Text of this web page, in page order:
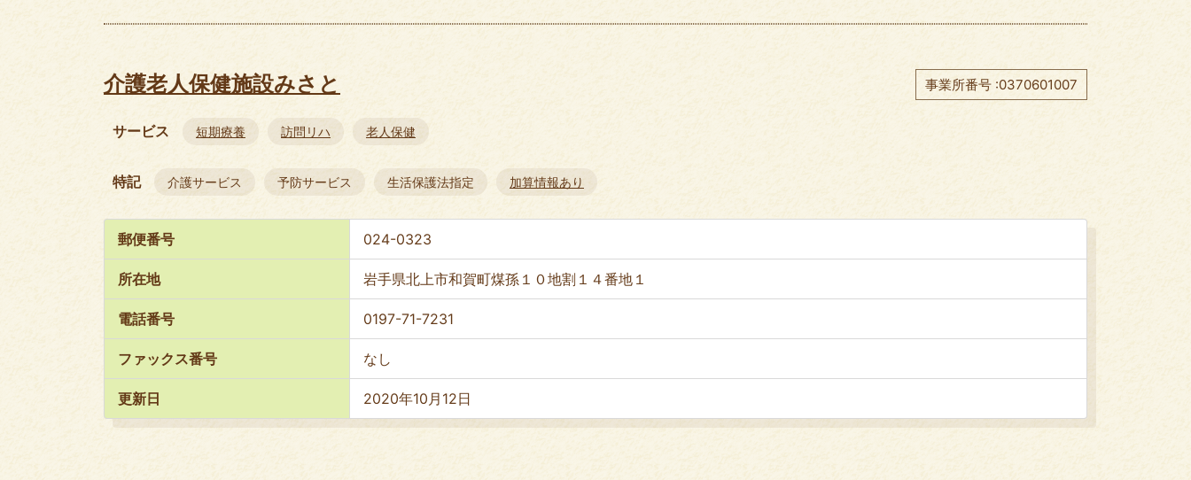
介護老人保健施設みさと 事業所番号 :0370601007
サービス 短期療養 訪問リハ 老人保健
特記 介護サービス 予防サービス 生活保護法指定 加算情報あり
郵便番号 024-0323
所在地 岩手県北上市和賀町煤孫１０地割１４番地１
電話番号 0197-71-7231
ファックス番号 なし
更新日 2020年10月12日